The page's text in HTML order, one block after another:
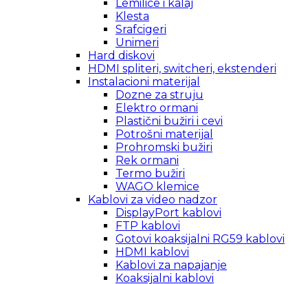
Lemilice i kalaj
Klesta
Srafcigeri
Unimeri
Hard diskovi
HDMI spliteri, switcheri, ekstenderi
Instalacioni materijal
Dozne za struju
Elektro ormani
Plastični bužiri i cevi
Potrošni materijal
Prohromski bužiri
Rek ormani
Termo bužiri
WAGO klemice
Kablovi za video nadzor
DisplayPort kablovi
FTP kablovi
Gotovi koaksijalni RG59 kablovi
HDMI kablovi
Kablovi za napajanje
Koaksijalni kablovi